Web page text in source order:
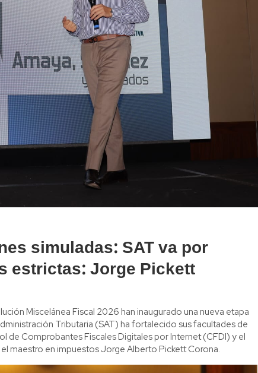
simuladas: SAT va por
estrictas: Jorge Pickett
Miscelánea Fiscal 2026 han inaugurado una nueva etapa
Tributaria (SAT) ha fortalecido sus facultades de
Comprobantes Fiscales Digitales por Internet (CFDI) y el
maestro en impuestos Jorge Alberto Pickett Corona.